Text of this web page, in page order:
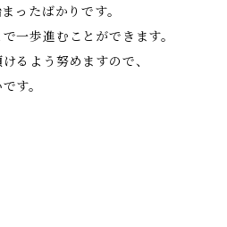
ったばかりです。
一歩進むことができます。
るよう努めますので、
です。